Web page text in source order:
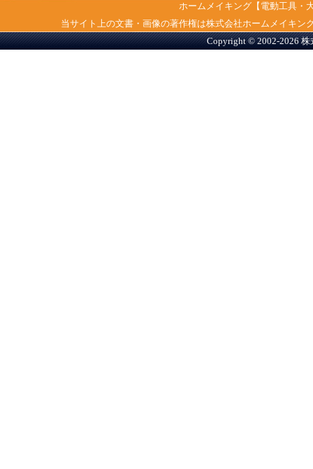
ホームメイキング【電動工具・
当サイト上の文書・画像の著作権は株式会社ホームメイキ
Copyright © 2002-2026